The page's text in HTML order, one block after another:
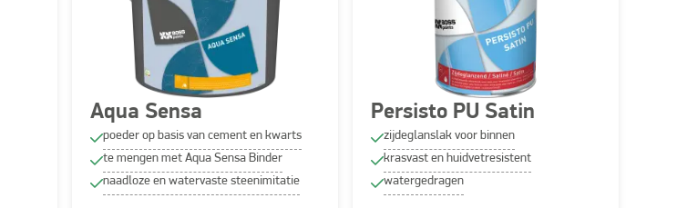
Aqua Sensa
poeder op basis van cement en kwarts
te mengen met Aqua Sensa Binder
naadloze en watervaste steenimitatie
Persisto PU Satin
zijdeglanslak voor binnen
krasvast en huidvetresistent
watergedragen